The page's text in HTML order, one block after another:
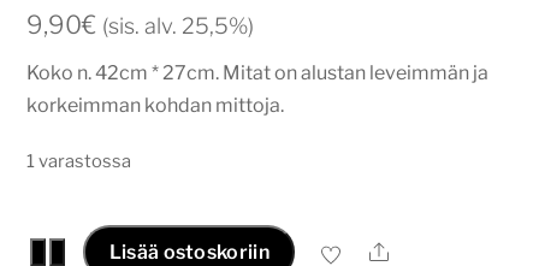
9,90€ (sis. alv. 25,5%)
Koko n. 42cm * 27cm. Mitat on alustan leveimmän ja
korkeimman kohdan mittoja.
1 varastossa
Ruoka-Lisää ostoskoriin Ale